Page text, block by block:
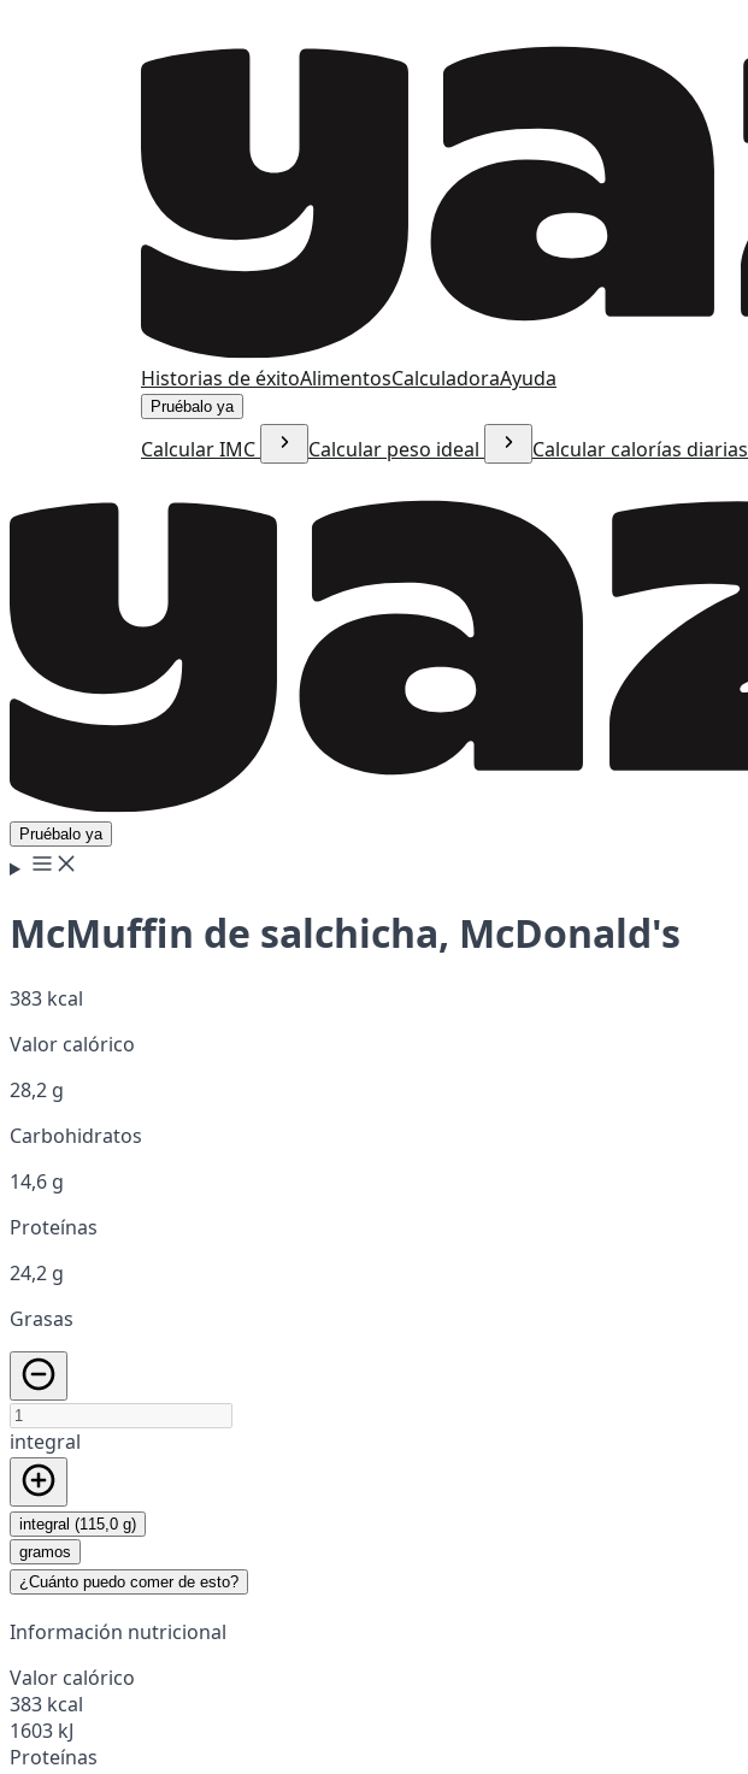
Historias de éxitoAlimentosCalculadoraAyuda
Pruébalo ya
Calcular IMC Calcular peso ideal Calcular calorías diarias
Pruébalo ya
McMuffin de salchicha, McDonald's
383 kcal
Valor calórico
28,2 g
Carbohidratos
14,6 g
Proteínas
24,2 g
Grasas
integral
integral (115,0 g)
gramos
¿Cuánto puedo comer de esto?
Información nutricional
Valor calórico
383 kcal
1603 kJ
Proteínas